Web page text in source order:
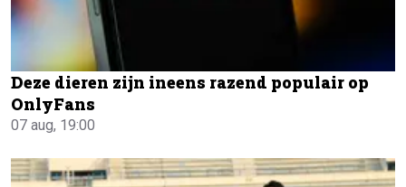
Deze dieren zijn ineens razend populair op
OnlyFans
07 aug, 19:00